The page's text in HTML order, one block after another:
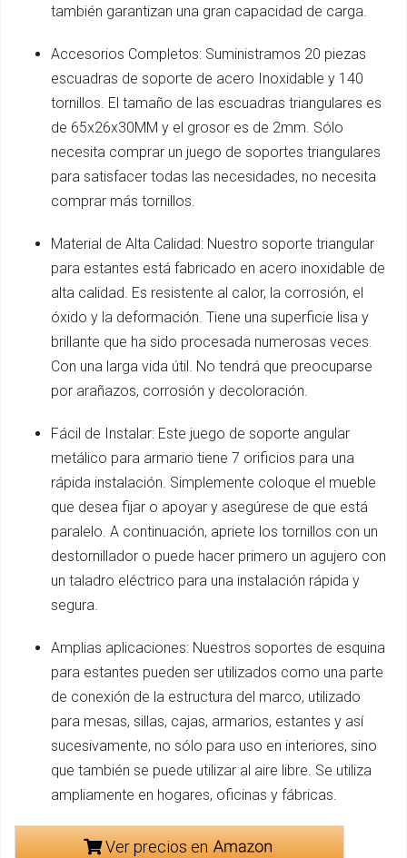
también garantizan una gran capacidad de carga.
Accesorios Completos: Suministramos 20 piezas
escuadras de soporte de acero Inoxidable y 140
tornillos. El tamaño de las escuadras triangulares es
de 65x26x30MM y el grosor es de 2mm. Sólo
necesita comprar un juego de soportes triangulares
para satisfacer todas las necesidades, no necesita
comprar más tornillos.
Material de Alta Calidad: Nuestro soporte triangular
para estantes está fabricado en acero inoxidable de
alta calidad. Es resistente al calor, la corrosión, el
óxido y la deformación. Tiene una superficie lisa y
brillante que ha sido procesada numerosas veces.
Con una larga vida útil. No tendrá que preocuparse
por arañazos, corrosión y decoloración.
Fácil de Instalar: Este juego de soporte angular
metálico para armario tiene 7 orificios para una
rápida instalación. Simplemente coloque el mueble
que desea fijar o apoyar y asegúrese de que está
paralelo. A continuación, apriete los tornillos con un
destornillador o puede hacer primero un agujero con
un taladro eléctrico para una instalación rápida y
segura.
Amplias aplicaciones: Nuestros soportes de esquina
para estantes pueden ser utilizados como una parte
de conexión de la estructura del marco, utilizado
para mesas, sillas, cajas, armarios, estantes y así
sucesivamente, no sólo para uso en interiores, sino
que también se puede utilizar al aire libre. Se utiliza
ampliamente en hogares, oficinas y fábricas.
Ver precios en